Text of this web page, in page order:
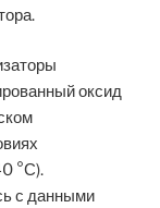
оксид
°С).
с данными